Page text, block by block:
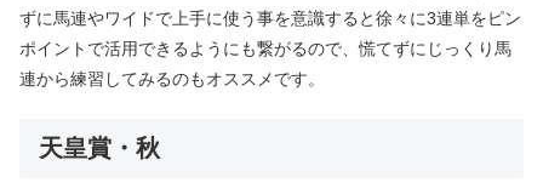
ずに馬連やワイドで上手に使う事を意識すると徐々に3連単をピン
ポイントで活用できるようにも繋がるので、慌てずにじっくり馬
連から練習してみるのもオススメです。
天皇賞・秋